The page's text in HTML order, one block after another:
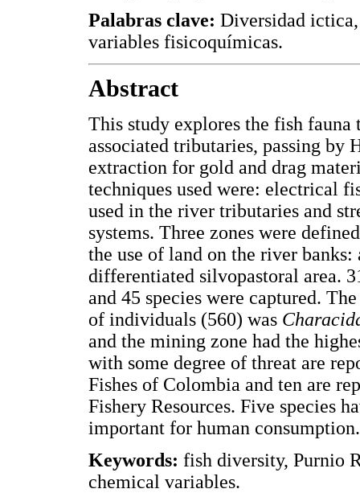
Palabras clave: Diversidad
variables fisicoquímicas.
Abstract
This study explores the fish
associated tributaries, passing by
extraction for gold and drag
techniques used were: electrical
used in the river tributaries and
systems. Three zones were
the use of land on the river
differentiated silvopastoral area.
and 45 species were captured.
of individuals (560) was
and the mining zone had the
with some degree of threat are
Fishes of Colombia and ten are
Fishery Resources. Five species
important for human consumption.
Keywords: fish diversity, Purnio
chemical variables.